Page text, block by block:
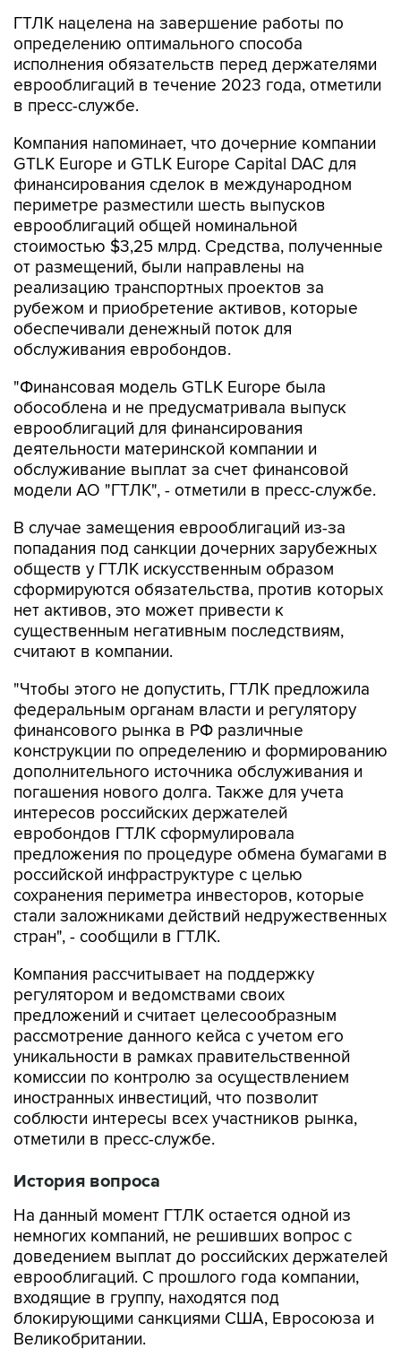
ГТЛК нацелена на завершение работы по
определению оптимального способа
исполнения обязательств перед держателями
еврооблигаций в течение 2023 года, отметили
в пресс-службе.
Компания напоминает, что дочерние компании
GTLK Europe и GTLK Europe Capital DAC для
финансирования сделок в международном
периметре разместили шесть выпусков
еврооблигаций общей номинальной
стоимостью $3,25 млрд. Средства, полученные
от размещений, были направлены на
реализацию транспортных проектов за
рубежом и приобретение активов, которые
обеспечивали денежный поток для
обслуживания евробондов.
"Финансовая модель GTLK Europe была
обособлена и не предусматривала выпуск
еврооблигаций для финансирования
деятельности материнской компании и
обслуживание выплат за счет финансовой
модели АО "ГТЛК", - отметили в пресс-службе.
В случае замещения еврооблигаций из-за
попадания под санкции дочерних зарубежных
обществ у ГТЛК искусственным образом
сформируются обязательства, против которых
нет активов, это может привести к
существенным негативным последствиям,
считают в компании.
"Чтобы этого не допустить, ГТЛК предложила
федеральным органам власти и регулятору
финансового рынка в РФ различные
конструкции по определению и формированию
дополнительного источника обслуживания и
погашения нового долга. Также для учета
интересов российских держателей
евробондов ГТЛК сформулировала
предложения по процедуре обмена бумагами в
российской инфраструктуре с целью
сохранения периметра инвесторов, которые
стали заложниками действий недружественных
стран", - сообщили в ГТЛК.
Компания рассчитывает на поддержку
регулятором и ведомствами своих
предложений и считает целесообразным
рассмотрение данного кейса с учетом его
уникальности в рамках правительственной
комиссии по контролю за осуществлением
иностранных инвестиций, что позволит
соблюсти интересы всех участников рынка,
отметили в пресс-службе.
История вопроса
На данный момент ГТЛК остается одной из
немногих компаний, не решивших вопрос с
доведением выплат до российских держателей
еврооблигаций. С прошлого года компании,
входящие в группу, находятся под
блокирующими санкциями США, Евросоюза и
Великобритании.